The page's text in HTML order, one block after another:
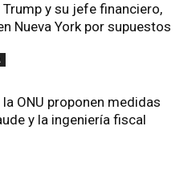
Trump y su jefe financiero,
Nueva York por supuestos
ONU proponen medidas
y la ingeniería fiscal